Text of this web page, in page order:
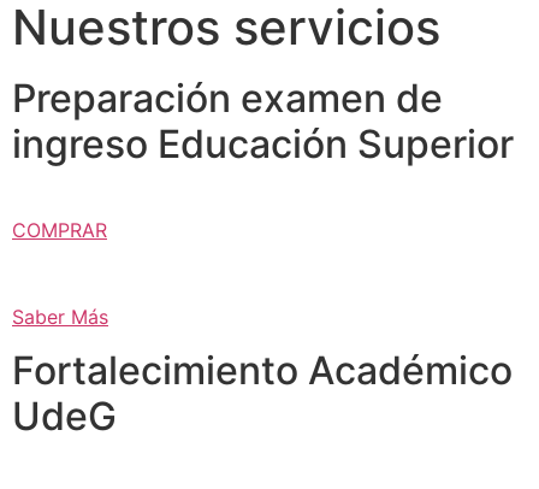
Nuestros servicios
Preparación examen de
ingreso Educación Superior
COMPRAR
Saber Más
Fortalecimiento Académico
UdeG